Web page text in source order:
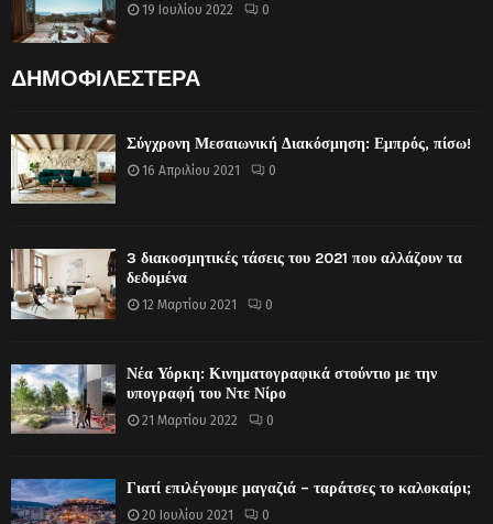
19 Ιουλίου 2022 0
ΔΗΜΟΦΙΛΕΣΤΕΡΑ
Σύγχρονη Μεσαιωνική Διακόσμηση: Εμπρός, πίσω!
16 Απριλίου 2021 0
3 διακοσμητικές τάσεις του 2021 που αλλάζουν τα
δεδομένα
12 Μαρτίου 2021 0
Νέα Υόρκη: Κινηματογραφικά στούντιο με την
υπογραφή του Ντε Νίρο
21 Μαρτίου 2022 0
Γιατί επιλέγουμε μαγαζιά – ταράτσες το καλοκαίρι;
20 Ιουλίου 2021 0